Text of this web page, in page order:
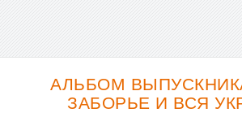
АЛЬБОМ
ЗАБОРЬЕ И ВСЯ